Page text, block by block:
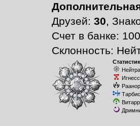
Друзей: 30,
Счет в банке:
Склонность: